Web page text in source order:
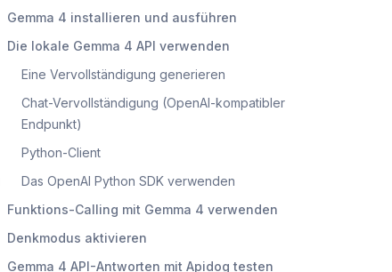
Gemma 4 installieren und ausführen
Die lokale Gemma 4 API verwenden
Eine Vervollständigung generieren
Chat-Vervollständigung (OpenAI-kompatibler
Endpunkt)
Python-Client
Das OpenAI Python SDK verwenden
Funktions-Calling mit Gemma 4 verwenden
Denkmodus aktivieren
Gemma 4 API-Antworten mit Apidog testen